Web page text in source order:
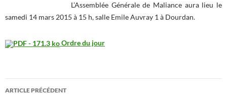
L’Assemblée Générale de Maliance aura lieu le
samedi 14 mars 2015 à 15 h, salle Emile Auvray 1 à Dourdan.
Ordre du jour
Navigation
ARTICLE PRÉCÉDENT